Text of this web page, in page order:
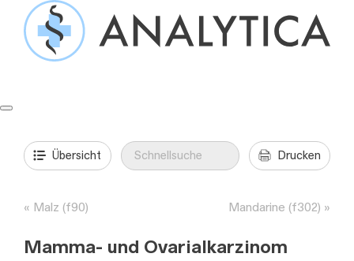
Springe
Inhalt
Übersicht Drucken
Malz (f90) Mandarine (f302)
Mamma- und Ovarialkarzinom